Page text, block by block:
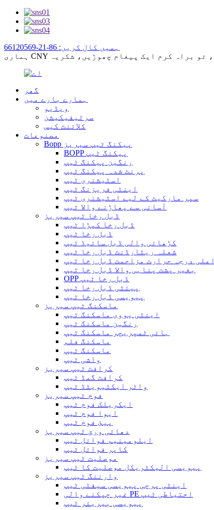
ہمیں کال کریں: 86-21-66120569
گھر
ہمارے بارے میں
ویڈیو
سرٹیفیکیشن
کلائنٹ کیس
مصنوعات
Bopp پیکنگ ٹیپ سیریز
BOPP پیکنگ ٹیپ
رنگین پیکنگ ٹیپ
پرنٹ شدہ پیکنگ ٹیپ
اسٹیشنری ٹیپ
اینٹی فریزنگ ٹیپ
سپر مارکیٹ کے لیے اسٹیشنری ٹیپ
آسانی سے پھاڑنے والا ٹیپ
ڈبل رخا ٹیپ سیریز
ڈبل رخا کپڑا ٹیپ
ڈبل رخا ٹیپ
کڑھائی والی ڈبل سائیڈ ٹیپ
شعلہ ریٹارڈنٹ ڈبل رخا ٹیپ
اعلی درجہ حرارت مزاحمت ڈبل رخا ٹیپ
بغیر پشت پناہی والا ڈبل ​​رخا ٹیپ
OPP ڈبل رخا ٹیپ
پیئٹی ڈبل رخا ٹیپ
پیویسی ڈبل رخا ٹیپ
ماسکنگ ٹیپ سیریز
اینٹی یووی ماسکنگ ٹیپ
رنگین ماسکنگ ٹیپ
ہائی ٹمپریچر ماسکنگ ٹیپ
ماسکنگ فلم
ماسکنگ ٹیپ
واشی ٹیپ
کرافٹ ٹیپ سیریز
کرافٹ گمڈ ٹیپ
واٹر ایکٹیویٹڈ ٹیپ
فوم ٹیپ سیریز
ایکریلک فوم ٹیپ
ایوا فوم ٹیپ
پیئ فوم ٹیپ
دھاتی ورق ٹیپ سیریز
ایلومینیم فوائل ٹیپ
کاپر فوائل ٹیپ
موصلیت ٹیپ سیریز
پیویسی الیکٹریکل موصلیت کا ٹیپ
وارننگ ٹیپ سیریز
اینٹی پرچی پیویسی سیفٹی ٹیپ
غیر چپکنے والی PE احتیاطی ٹیپ
پیویسی بیریئر ٹیپ